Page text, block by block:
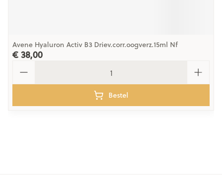
Avene Hyaluron Activ B3 Driev.corr.oogverz.15ml Nf
€ 38,00
Bestel